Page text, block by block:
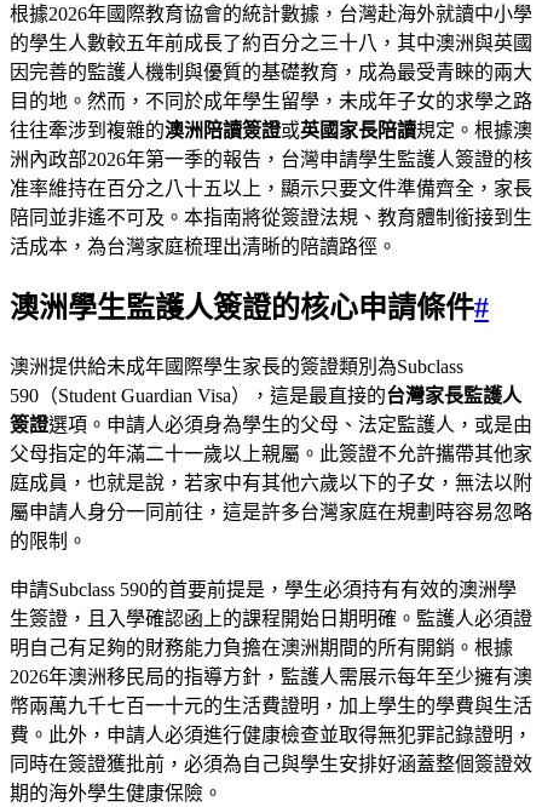
根據2026年國際教育協會的統計數據，台灣赴海外就讀中小學
的學生人數較五年前成長了約百分之三十八，其中澳洲與英國
因完善的監護人機制與優質的基礎教育，成為最受青睞的兩大
目的地。然而，不同於成年學生留學，未成年子女的求學之路
往往牽涉到複雜的澳洲陪讀簽證或英國家長陪讀規定。根據澳
洲內政部2026年第一季的報告，台灣申請學生監護人簽證的核
准率維持在百分之八十五以上，顯示只要文件準備齊全，家長
陪同並非遙不可及。本指南將從簽證法規、教育體制銜接到生
活成本，為台灣家庭梳理出清晰的陪讀路徑。
澳洲學生監護人簽證的核心申請條件#
澳洲提供給未成年國際學生家長的簽證類別為Subclass
590（Student Guardian Visa），這是最直接的台灣家長監護人
簽證選項。申請人必須身為學生的父母、法定監護人，或是由
父母指定的年滿二十一歲以上親屬。此簽證不允許攜帶其他家
庭成員，也就是說，若家中有其他六歲以下的子女，無法以附
屬申請人身分一同前往，這是許多台灣家庭在規劃時容易忽略
的限制。
申請Subclass 590的首要前提是，學生必須持有有效的澳洲學
生簽證，且入學確認函上的課程開始日期明確。監護人必須證
明自己有足夠的財務能力負擔在澳洲期間的所有開銷。根據
2026年澳洲移民局的指導方針，監護人需展示每年至少擁有澳
幣兩萬九千七百一十元的生活費證明，加上學生的學費與生活
費。此外，申請人必須進行健康檢查並取得無犯罪記錄證明，
同時在簽證獲批前，必須為自己與學生安排好涵蓋整個簽證效
期的海外學生健康保險。